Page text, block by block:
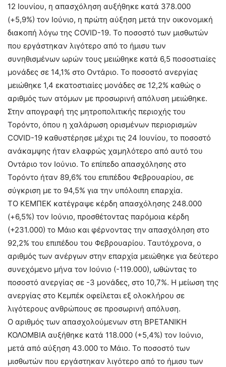
12 Ιουνίου, η απασχόληση αυξήθηκε κατά 378.000
(+5,9%) τον Ιούνιο, η πρώτη αύξηση μετά την οικονομική
διακοπή λόγω της COVID-19. Το ποσοστό των μισθωτών
που εργάστηκαν λιγότερο από το ήμισυ των
συνηθισμένων ωρών τους μειώθηκε κατά 6,5 ποσοστιαίες
μονάδες σε 14,1% στο Οντάριο. Το ποσοστό ανεργίας
μειώθηκε 1,4 εκατοστιαίες μονάδες σε 12,2% καθώς ο
αριθμός των ατόμων με προσωρινή απόλυση μειώθηκε.
Στην απογραφή της μητροπολιτικής περιοχής του
Τορόντο, όπου η χαλάρωση ορισμένων περιορισμών
COVID-19 καθυστέρησε μέχρι τις 24 Ιουνίου, το ποσοστό
ανάκαμψης ήταν ελαφρώς χαμηλότερο από αυτό του
Οντάριο τον Ιούνιο. Το επίπεδο απασχόλησης στο
Τορόντο ήταν 89,6% του επιπέδου Φεβρουαρίου, σε
σύγκριση με το 94,5% για την υπόλοιπη επαρχία.
ΤΟ ΚΕΜΠΕΚ κατέγραψε κέρδη απασχόλησης 248.000
(+6,5%) τον Ιούνιο, προσθέτοντας παρόμοια κέρδη
(+231.000) το Μάιο και φέρνοντας την απασχόληση στο
92,2% του επιπέδου του Φεβρουαρίου. Ταυτόχρονα, ο
αριθμός των ανέργων στην επαρχία μειώθηκε για δεύτερο
συνεχόμενο μήνα τον Ιούνιο (-119.000), ωθώντας το
ποσοστό ανεργίας σε -3 μονάδες, στο 10,7%. Η μείωση της
ανεργίας στο Κεμπέκ οφείλεται εξ ολοκλήρου σε
λιγότερους ανθρώπους σε προσωρινή απόλυση.
Ο αριθμός των απασχολούμενων στη ΒΡΕΤΑΝΙΚΗ
ΚΟΛΟΜΒΙΑ αυξήθηκε κατά 118.000 (+5,4%) τον Ιούνιο,
μετά από αύξηση 43.000 το Μάιο. Το ποσοστό των
μισθωτών που εργάστηκαν λιγότερο από το ήμισυ των